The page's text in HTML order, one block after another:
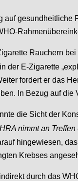
Rauchern
der E-Zigarette
fordert er das
In Bezug auf
die Sicht der
nimmt an
hingewiesen,
Krebses
durch das